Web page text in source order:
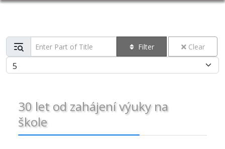
Enter Part of Title Filter Clear
Display #
30 let od zahájení výuky na
škole